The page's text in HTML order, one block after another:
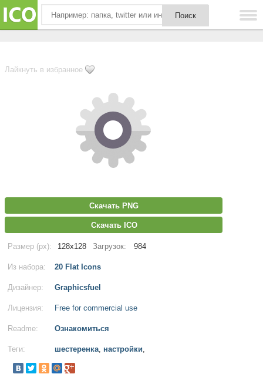
Лайкнуть в избранное
Скачать PNG
Скачать ICO
Размер (px): 128x128 Загрузок: 984
Из набора: 20 Flat Icons
Дизайнер: Graphicsfuel
Лицензия: Free for commercial use
Readme: Ознакомиться
Теги: шестеренка, настройки,